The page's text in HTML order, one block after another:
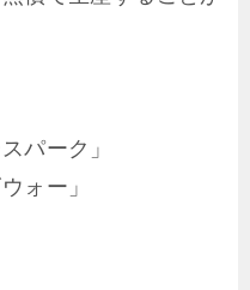
パーク」
ォー」